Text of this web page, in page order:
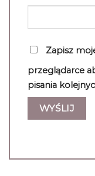
Zapisz
przeglądarce
pisania